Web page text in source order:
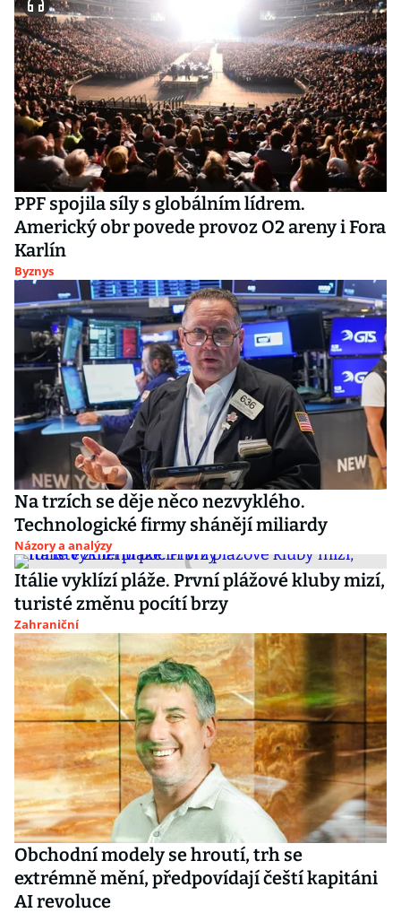
PPF spojila síly s globálním lídrem.
Americký obr povede provoz O2 areny i Fora
Karlín
Byznys
Na trzích se děje něco nezvyklého.
Technologické firmy shánějí miliardy
Názory a analýzy
Itálie vyklízí pláže. První plážové kluby mizí,
turisté změnu pocítí brzy
Zahraniční
Obchodní modely se hroutí, trh se
extrémně mění, předpovídají čeští kapitáni
AI revoluce